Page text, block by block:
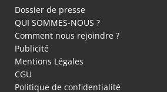
Dossier de presse
QUI SOMMES-NOUS ?
Comment nous rejoindre ?
Publicité
Mentions Légales
CGU
Politique de confidentialité